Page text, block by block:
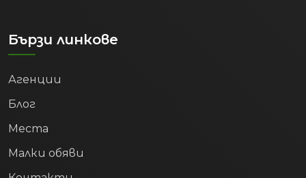
Бързи линкове
Агенции
Блог
Места
Малки обяви